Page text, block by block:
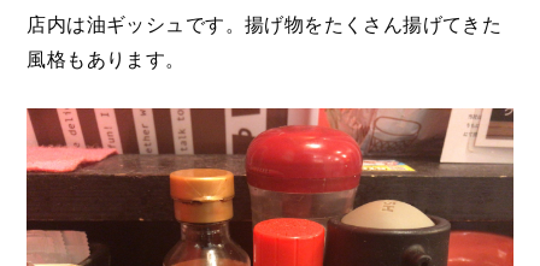
店内は油ギッシュです。揚げ物をたくさん揚げてきた
風格もあります。